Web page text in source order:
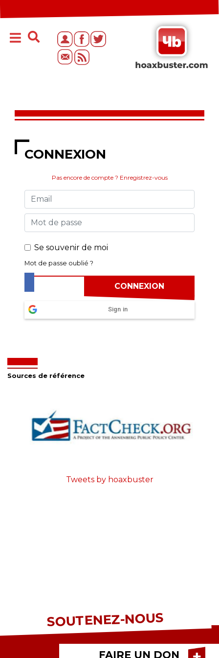
CONNEXION
Pas encore de compte ? Enregistrez-vous
Se souvenir de moi
Mot de passe oublié ?
Sign in
Sources de référence
Tweets by hoaxbuster
SOUTENEZ-NOUS
FAIRE UN DON